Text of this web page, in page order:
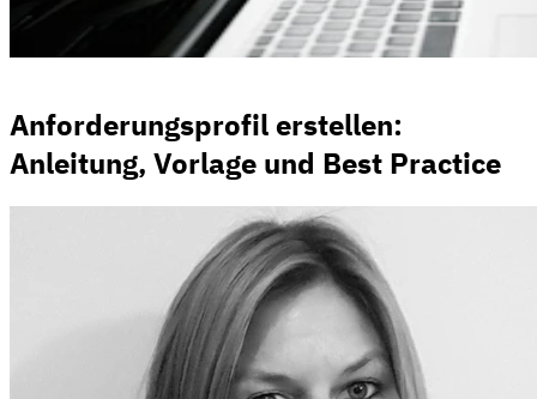
Anforderungsprofil erstellen:
Anleitung, Vorlage und Best Practice